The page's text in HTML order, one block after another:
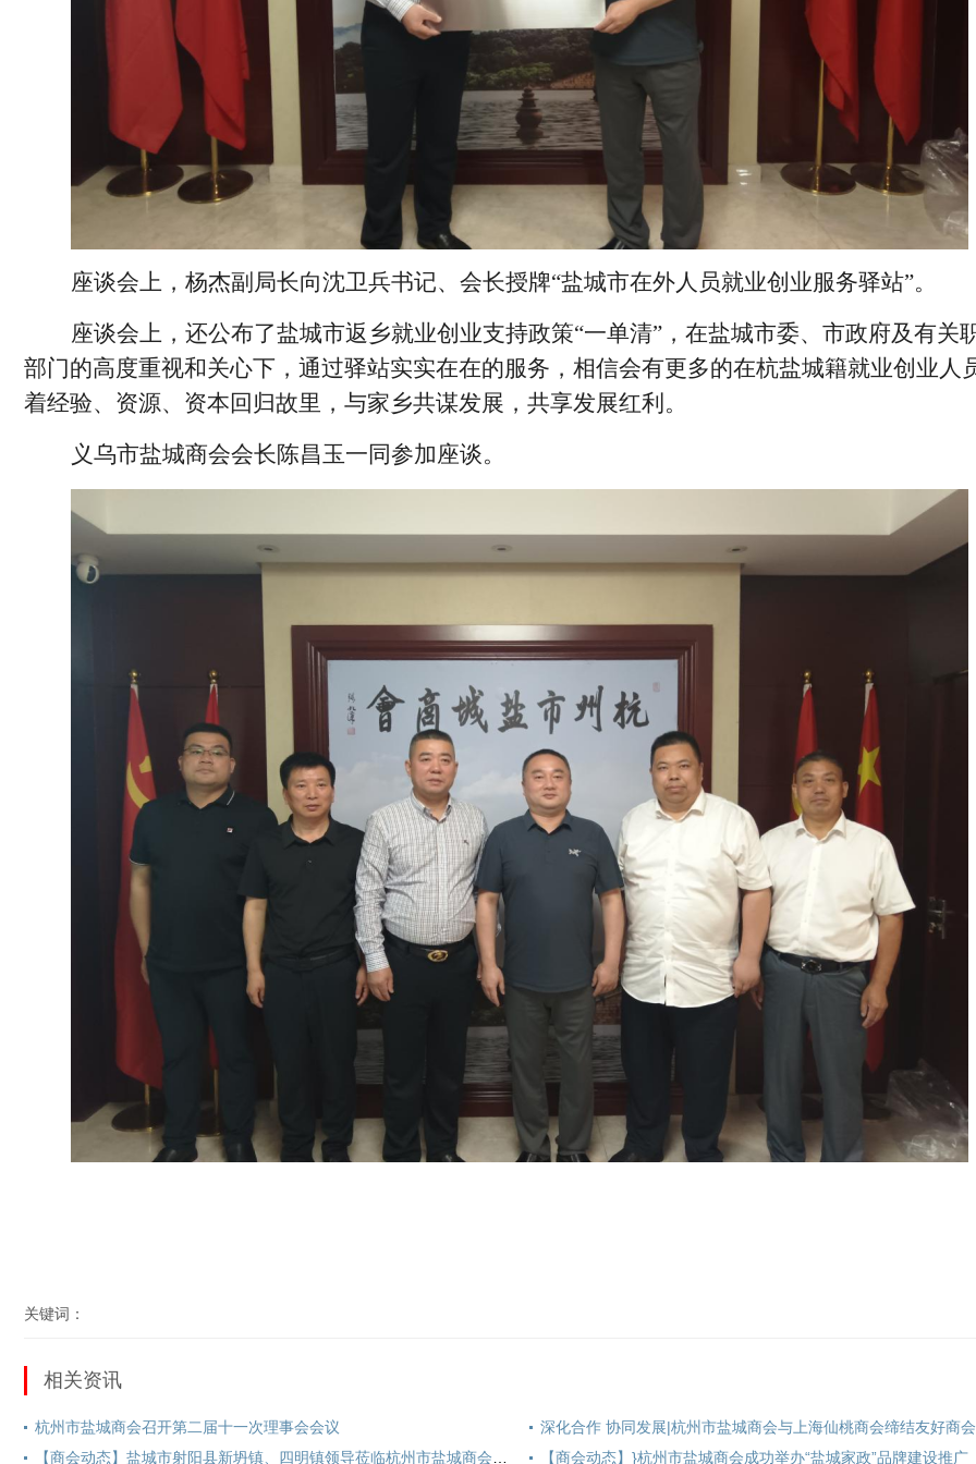
座谈会上，杨杰副局长向沈卫兵书记、会长授牌“盐城市在外人员就业创业服务驿站”。
座谈会上，还公布了盐城市返乡就业创业支持政策“一单清”，在盐城市委、市政府及有关
部门的高度重视和关心下，通过驿站实实在在的服务，相信会有更多的在杭盐城籍就业创业人
着经验、资源、资本回归故里，与家乡共谋发展，共享发展红利。
义乌市盐城商会会长陈昌玉一同参加座谈。
关键词：
相关资讯
杭州市盐城商会召开第二届十一次理事会会议
深化合作 协同发展|杭州市盐城商会与上海仙桃商会缔结友好商会